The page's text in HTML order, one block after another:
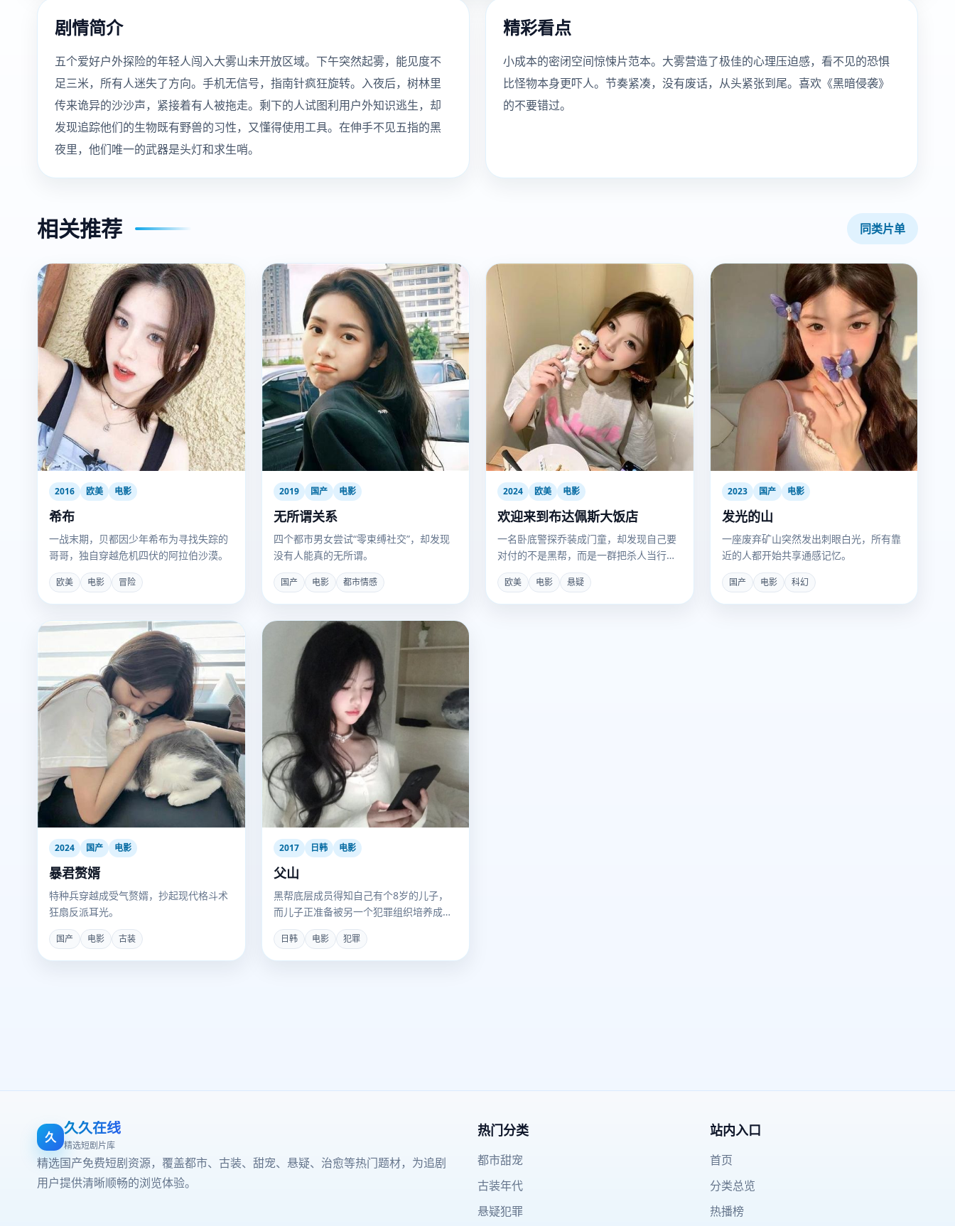
剧情简介
五个爱好户外探险的年轻人闯入大雾山未开放区域。下午突然起雾，能见度不
足三米，所有人迷失了方向。手机无信号，指南针疯狂旋转。入夜后，树林里
传来诡异的沙沙声，紧接着有人被拖走。剩下的人试图利用户外知识逃生，却
发现追踪他们的生物既有野兽的习性，又懂得使用工具。在伸手不见五指的黑
夜里，他们唯一的武器是头灯和求生哨。
精彩看点
小成本的密闭空间惊悚片范本。大雾营造了极佳的心理压迫感，看不见的恐惧
比怪物本身更吓人。节奏紧凑，没有废话，从头紧张到尾。喜欢《黑暗侵袭》
的不要错过。
相关推荐 同类片单
2016 欧美 电影
希布
一战末期，贝都因少年希布为寻找失踪的
哥哥，独自穿越危机四伏的阿拉伯沙漠。
欧美 电影 冒险
2019 国产 电影
无所谓关系
四个都市男女尝试“零束缚社交”，却发现
没有人能真的无所谓。
国产 电影 都市情感
2024 欧美 电影
欢迎来到布达佩斯大饭店
一名卧底警探乔装成门童，却发现自己要
对付的不是黑帮，而是一群把杀人当行为
艺术的古怪长住客。
欧美 电影 悬疑
2023 国产 电影
发光的山
一座废弃矿山突然发出刺眼白光，所有靠
近的人都开始共享通感记忆。
国产 电影 科幻
2024 国产 电影
暴君赘婿
特种兵穿越成受气赘婿，抄起现代格斗术
狂扇反派耳光。
国产 电影 古装
2017 日韩 电影
父山
黑帮底层成员得知自己有个8岁的儿子，
而儿子正准备被另一个犯罪组织培养成杀
手。
日韩 电影 犯罪
久 久久在线
精选短剧片库
精选国产免费短剧资源，覆盖都市、古装、甜宠、悬疑、治愈等热门题材，为追剧
用户提供清晰顺畅的浏览体验。
热门分类
都市甜宠
古装年代
悬疑犯罪
站内入口
首页
分类总览
热播榜